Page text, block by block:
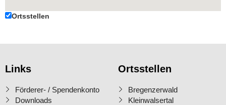
Ortsstellen
Links
Förderer- / Spendenkonto
Downloads
Ortsstellen
Bregenzerwald
Kleinwalsertal